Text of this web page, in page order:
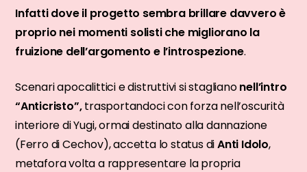
Infatti dove il progetto sembra brillare davvero è
proprio nei momenti solisti che migliorano la
fruizione dell’argomento e l’introspezione.
Scenari apocalittici e distruttivi si staglianonell’intro
“Anticristo”,trasportandoci con forza nell’oscurità
interiore di Yugi, ormai destinato alla dannazione
(Ferro di Cechov), accetta lo status diAnti Idolo,
metafora volta a rappresentare la propria